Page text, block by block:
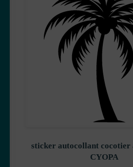
sticker autocollant
CYOPA